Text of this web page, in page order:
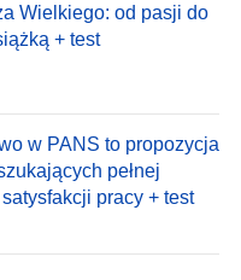
Wielkiego: od pasji do
+ test
w PANS to propozycja
pełnej
pracy + test